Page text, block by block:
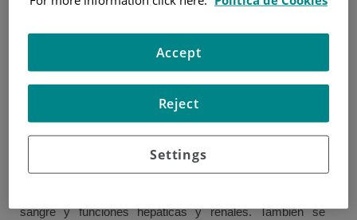
Diagnóstico y estadiaje del LH
Para poder diagnosticar correctamente el LH es necesario
realizar una biopsia del ganglio afectado y debe de ser
analizada después por un patólogo. Después de la biopsia
puede que sienta la zona un poco dolorida y puede que
aparezca algún hematoma.
Una vez que se establece el diagnóstico histológico, se
realizarán pruebas complementarias para completar la
sangre y funciones hepáticas y renales. También se
Settings
Reject
Accept